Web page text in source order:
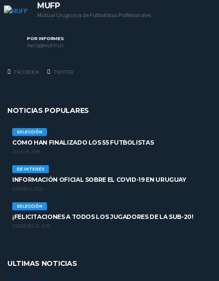
MUFP
Mutual Uruguaya de Futbolistas Profesionales
POR INFORMES
INFO@MUFP.UY
FACEBOOK TWITTER
NOTICIAS POPULARES
SELECCIÓN
COMO HAN FINALIZADO LOS 55 FUTBOLISTAS
JULIO 8, 2018
DE INTERÉS
INFORMACIÓN OFICIAL SOBRE EL COVID-19 EN URUGUAY
ENERO 6, 2021
SELECCIÓN
¡FELICITACIONES A TODOS LOS JUGADORES DE LA SUB-20!
FEBRERO 21, 2019
ULTIMAS NOTICIAS